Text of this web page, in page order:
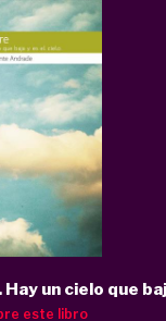
un cielo que
este libro